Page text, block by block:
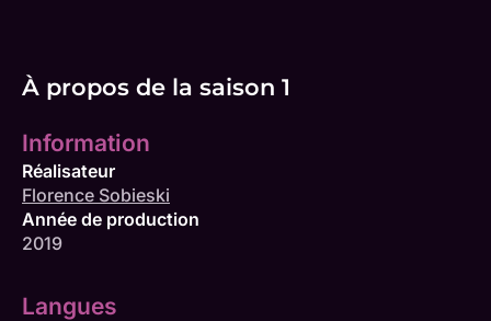
À propos de la saison 1
Information
Réalisateur
Florence Sobieski
Année de production
2019
Langues